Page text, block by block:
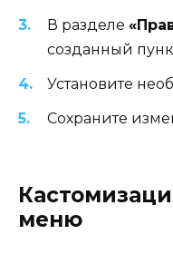
В разделе
созданный
Установите
Сохраните
меню